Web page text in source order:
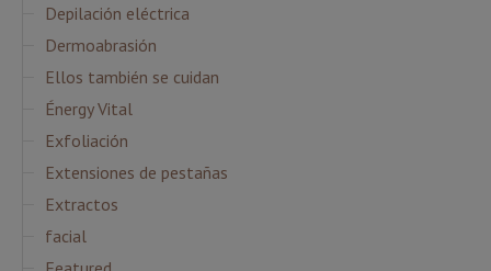
Depilación eléctrica
Dermoabrasión
Ellos también se cuidan
Énergy Vital
Exfoliación
Extensiones de pestañas
Extractos
facial